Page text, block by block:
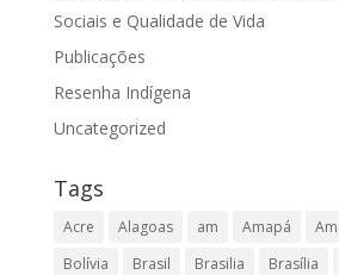
Sociais e Qualidade de Vida
Publicações
Resenha Indígena
Uncategorized
Tags
Acre Alagoas am Amapá
Bolívia
Brasil Brasilia Brasília